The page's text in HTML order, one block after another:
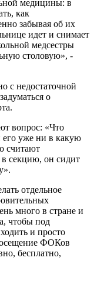
медицины: в
как
забывая об их
идет и снимает
медсестры
столовую», -
с недостаточной
о
вопрос: «Что
его уже ни в какую
считают
секцию, он сидит
отдельное
много в стране и
чтобы под
и просто
ФОКов
бесплатно,